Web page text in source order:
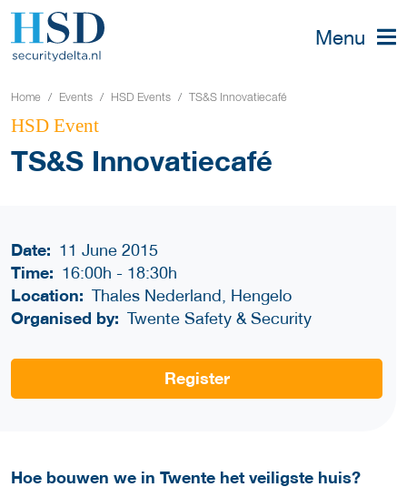
Menu
Home Events HSD Events TS&S Innovatiecafé
HSD Event
TS&S Innovatiecafé
Date: 11 June 2015
Time: 16:00h- 18:30h
Location: Thales Nederland, Hengelo
Organised by: Twente Safety & Security
Register
Hoe bouwen we in Twente het veiligste huis?